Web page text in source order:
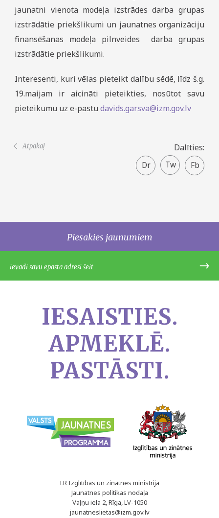
Dalīties:
Facebook
share
Twitter
jaunatni vienota modeļa izstrādes darba grupas
izstrādātie priekšlikumi un jaunatnes organizāciju
finansēšanas modeļa pilnveides darba grupas
izstrādātie priekšlikumi.
Interesenti, kuri vēlas pieteikt dalību sēdē, līdz š.g.
19.maijam ir aicināti pieteikties, nosūtot savu
pieteikumu uz e-pastu davids.garsva@izm.gov.lv
Atpakaļ
Piesakies jaunumiem
IESAISTIES.
APMEKLĒ.
PASTĀSTI.
LR Izglītības un zinātnes ministrija
Jaunatnes politikas nodaļa
Vaļņu iela 2, Rīga, LV-1050
jaunatneslietas@izm.gov.lv